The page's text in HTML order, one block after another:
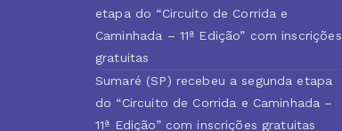
etapa do “Circuito de Corrida e
Caminhada – 11ª Edição” com inscrições
gratuitas
Sumaré (SP) recebeu a segunda etapa
do “Circuito de Corrida e Caminhada –
11ª Edição” com inscrições gratuitas